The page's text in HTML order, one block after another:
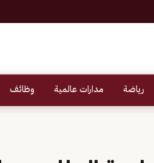
رياضة مدارات عالمية وظائف